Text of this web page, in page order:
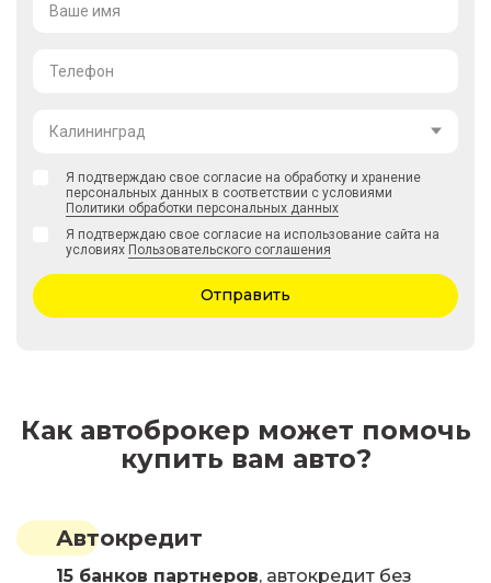
Ваше имя
Телефон
Калининград
Я подтверждаю свое согласие на обработку и хранение
персональных данных в соответствии с условиями
Политики обработки персональных данных
Я подтверждаю свое согласие на использование сайта на
условиях Пользовательского соглашения
Отправить
Как автоброкер может помочь
купить вам авто?
Автокредит
15 банков партнеров, автокредит без